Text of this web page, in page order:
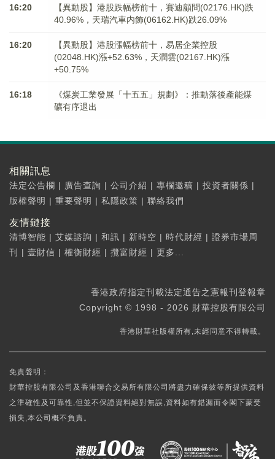
16:20
【異動股】港股跌幅榜前十，賽迪顧問(02176.HK)跌
40.96%，天瑞汽車内飾(06162.HK)跌26.09%
16:20
【異動股】港股漲幅榜前十，易居企業控股
(02048.HK)漲+52.63%，天潤雲(02167.HK)漲
+50.75%
16:18
《煤炭工業發展「十五五」規劃》：推動落後產能煤
礦有序退出
相關訊息
法定公告欄 | 廣告查詢 | 公司介紹 | 專欄邀稿 | 投資者關係 |
版權聲明 | 重要聲明 | 私隱政策 | 聯絡我們
友情鏈接
清博智能 | 艾媒諮詢 | 和訊 | 新時空 | 時代財經 | 證券市場周
刊
| 壹財信 | 權衡財經 | 攬富財經 | 更多...
香港政府指定刊載法定通告之憲報刊登報章
Copyright © 1998 - 2026 財華控股有限公司
香港財華社版權所有,未經同意不得轉載。
免責聲明：
財華控股有限公司及香港聯合交易所有限公司將盡力確保彼等所提供資料
之準確性及可靠性,但並不保證資料絕對無誤,資料如有錯漏而令閣下蒙受
損失,本公司概不負責。